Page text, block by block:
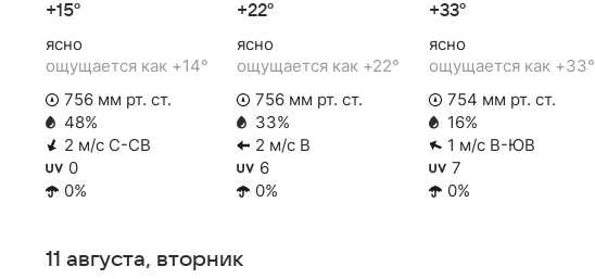
+15°
ясно
ощущается как +14°
756 мм рт. ст.
48%
2 м/с С-СВ
0
0%
+22°
ясно
ощущается как +22°
756 мм рт. ст.
33%
2 м/с В
6
0%
+33°
ясно
ощущается как +33°
754 мм рт. ст.
16%
1 м/с В-ЮВ
7
0%
11 августа, вторник